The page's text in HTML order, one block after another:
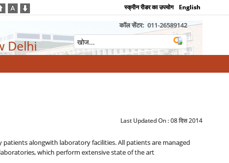
स्क्रीन रीडर का उपयोग English
Delhi
कॉल सेंटर: 011-26589142
Last Updated On :08 दिस 2014
alongwith laboratory facilities. All patients are managed
which perform extensive state of the art